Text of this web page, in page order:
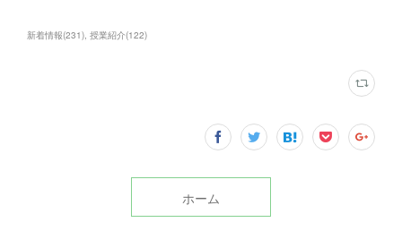
新着情報(231) 授業紹介(122)
ホーム